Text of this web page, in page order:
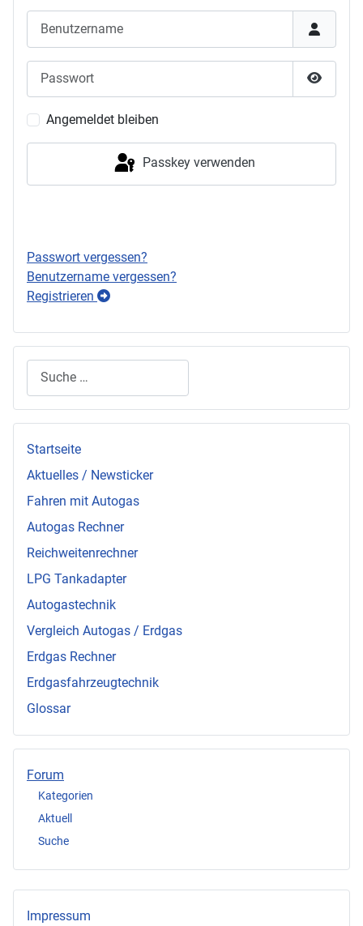
Angemeldet bleiben
Passkey verwenden
Passwort vergessen?
Benutzername vergessen?
Registrieren
Startseite
Aktuelles / Newsticker
Fahren mit Autogas
Autogas Rechner
Reichweitenrechner
LPG Tankadapter
Autogastechnik
Vergleich Autogas / Erdgas
Erdgas Rechner
Erdgasfahrzeugtechnik
Glossar
Forum
Kategorien
Aktuell
Suche
Impressum